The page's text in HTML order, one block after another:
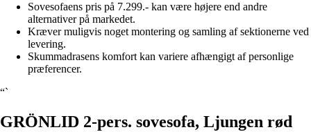
Sovesofaens pris på 7.299.- kan være højere end andre
alternativer på markedet.
Kræver muligvis noget montering og samling af sektionerne ved
levering.
Skummadrasens komfort kan variere afhængigt af personlige
præferencer.
“`
GRÖNLID 2-pers. sovesofa, Ljungen rød